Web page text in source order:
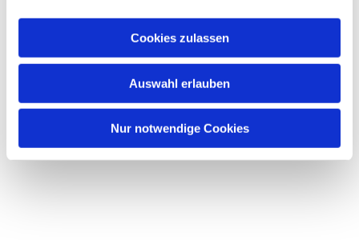
Cookies zulassen
Auswahl erlauben
Nur notwendige Cookies
Dies könnte Sie auch
interessieren